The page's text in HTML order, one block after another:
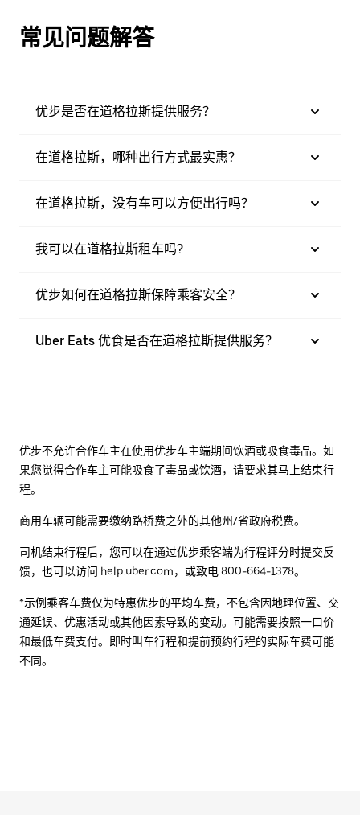
常见问题解答
优步是否在道格拉斯提供服务？
在道格拉斯，哪种出行方式最实惠？
在道格拉斯，没有车可以方便出行吗？
我可以在道格拉斯租车吗?
优步如何在道格拉斯保障乘客安全？
Uber Eats 优食是否在道格拉斯提供服务？
优步不允许合作车主在使用优步车主端期间饮酒或吸食毒品。如
果您觉得合作车主可能吸食了毒品或饮酒，请要求其马上结束行
程。
商用车辆可能需要缴纳路桥费之外的其他州/省政府税费。
司机结束行程后，您可以在通过优步乘客端为行程评分时提交反
馈，也可以访问 help.uber.com，或致电 800-664-1378。
*示例乘客车费仅为特惠优步的平均车费，不包含因地理位置、交
通延误、优惠活动或其他因素导致的变动。可能需要按照一口价
和最低车费支付。即时叫车行程和提前预约行程的实际车费可能
不同。